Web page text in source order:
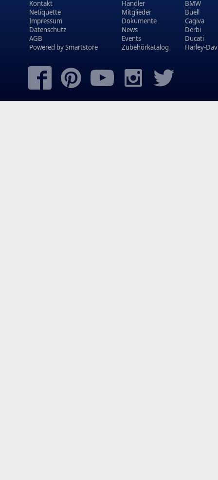
Kontakt
Netiquette
Impressum
Datenschutz
AGB
Powered bySmartstore
Händler
Mitglieder
Dokumente
News
Events
Zubehörkatalog
BMW
Buell
Cagiva
Derbi
Ducati
Harley-